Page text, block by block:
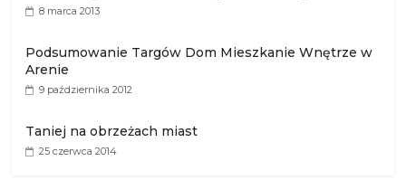
8 marca 2013
Podsumowanie Targów Dom Mieszkanie Wnętrze w
Arenie
9 października 2012
Taniej na obrzeżach miast
25 czerwca 2014